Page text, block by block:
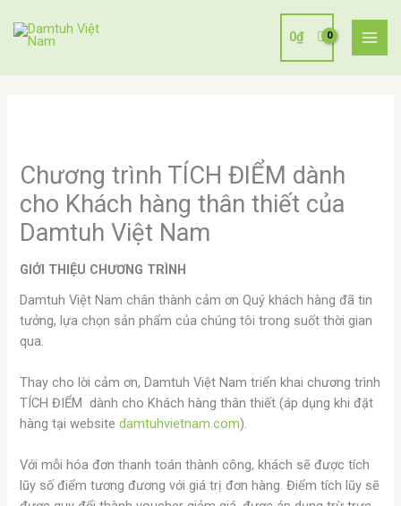
0₫
Chương trình TÍCH ĐIỂM dành
cho Khách hàng thân thiết của
Damtuh Việt Nam
GIỚI THIỆU CHƯƠNG TRÌNH
Damtuh Việt Nam chân thành cảm ơn Quý khách hàng đã tin
tưởng, lựa chọn sản phẩm của chúng tôi trong suốt thời gian
qua.
Thay cho lời cảm ơn, Damtuh Việt Nam triển khai chương trình
TÍCH ĐIỂM dành cho Khách hàng thân thiết (áp dụng khi đặt
hàng tại websitedamtuhvietnam.com).
Với mỗi hóa đơn thanh toán thành công, khách sẽ được tích
lũy số điểm tương đương với giá trị đơn hàng. Điểm tích lũy sẽ